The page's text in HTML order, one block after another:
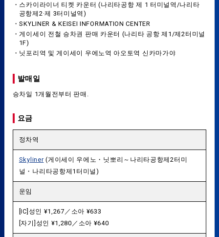
・스카이라이너 티켓 카운터 (나리타공항 제 1 터미널역/나리타
공항제2·제 3터미널역)
・SKYLINER & KEISEI INFORMATION CENTER
・게이세이 전철 승차권 판매 카운터 (나리타 공항 제1/제2터미널
1F)
・닛포리역 및 게이세이 우에노역 아오토역 신카마가야
발매일
승차일 1개월전부터 판매.
요금
정차역
Skyliner(게이세이 우에노・닛뽀리～나리타공항제2터미
널・나리타공항제1터미널)
운임
[IC]성인 ¥1,267／소아 ¥633
[자기]성인 ¥1,280／소아 ¥640